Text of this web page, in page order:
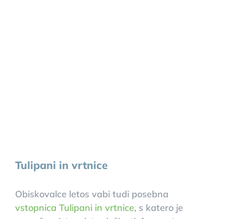
Tulipani in vrtnice
Obiskovalce letos vabi tudi posebna
vstopnica Tulipani in vrtnice, s katero je